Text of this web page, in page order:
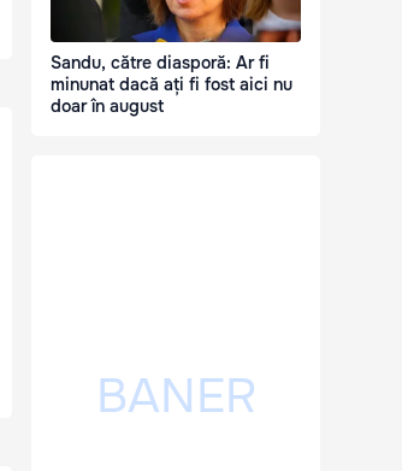
Sandu, către diasporă: Ar fi
minunat dacă ați fi fost aici nu
doar în august